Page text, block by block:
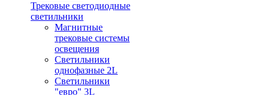
Трековые светодиодные
светильники
Магнитные
трековые системы
освещения
Светильники
однофазные 2L
Светильники
"евро" 3L